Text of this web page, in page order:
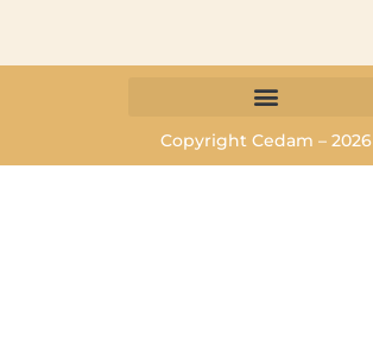
Copyright Cedam – 2026